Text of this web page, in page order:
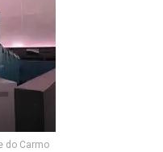
do Carmo